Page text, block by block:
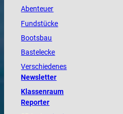
Abenteuer
Fundstücke
Bootsbau
Bastelecke
Verschiedenes
Newsletter
Klassenraum
Reporter